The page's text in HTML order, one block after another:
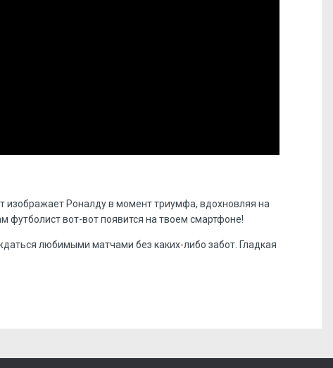
изображает Роналду в момент триумфа, вдохновляя на
вот-вот появится на твоем смартфоне!
любимыми матчами без каких-либо забот. Гладкая